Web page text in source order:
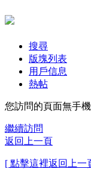
搜尋
版塊列表
用戶信息
熱帖
您訪問的頁面無手
繼續訪問
返回上一頁
[ 點擊這裡返回上一